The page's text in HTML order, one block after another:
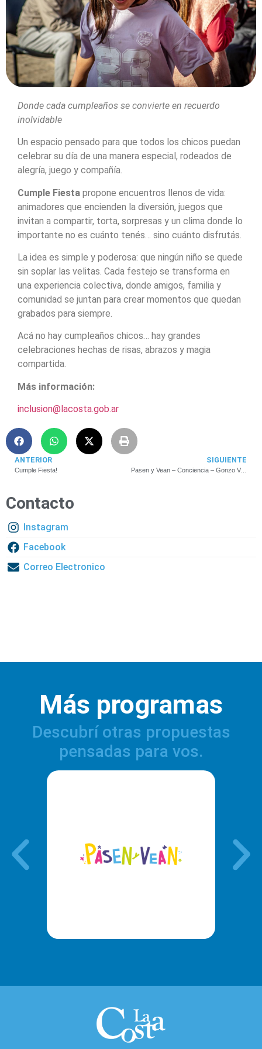
Donde cada cumpleaños se convierte en recuerdo
inolvidable
Un espacio pensado para que todos los chicos puedan
celebrar su día de una manera especial, rodeados de
alegría, juego y compañía.
Cumple Fiesta propone encuentros llenos de vida:
animadores que encienden la diversión, juegos que
invitan a compartir, torta, sorpresas y un clima donde lo
importante no es cuánto tenés… sino cuánto disfrutás.
La idea es simple y poderosa: que ningún niño se quede
sin soplar las velitas. Cada festejo se transforma en
una experiencia colectiva, donde amigos, familia y
comunidad se juntan para crear momentos que quedan
grabados para siempre.
Acá no hay cumpleaños chicos… hay grandes
celebraciones hechas de risas, abrazos y magia
compartida.
Más información:
inclusion@lacosta.gob.ar
ANTERIOR
Cumple Fiesta!
SIGUIENTE
Pasen y Vean – Conciencia – Gonzo Velazko
Contacto
Instagram
Facebook
Correo Electronico
Más programas
Descubrí otras propuestas
pensadas para vos.